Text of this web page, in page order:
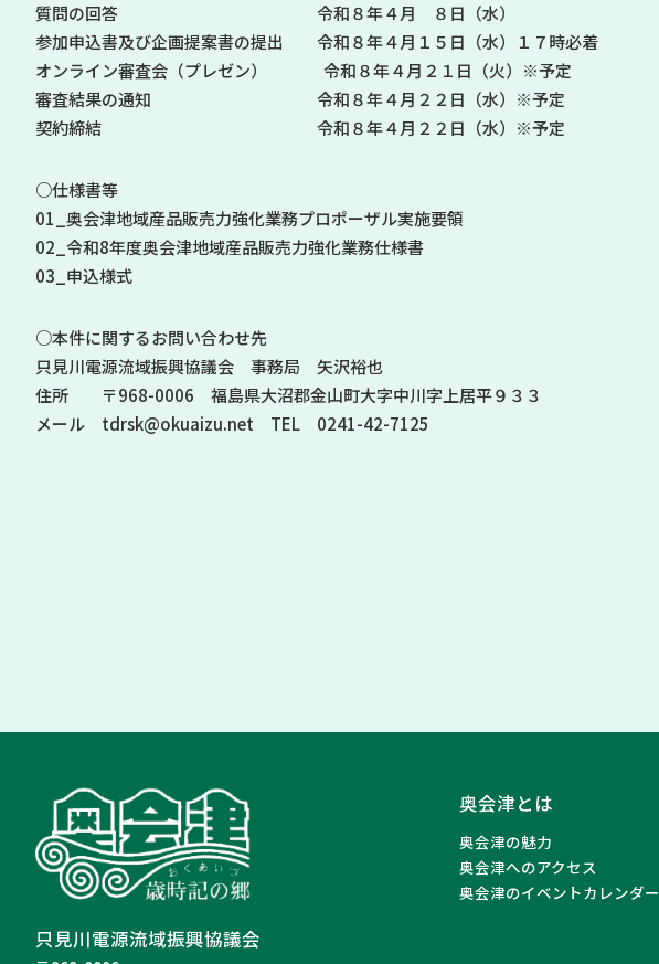
質問の回答 令和８年４月 ８日（水）
参加申込書及び企画提案書の提出 令和８年４月１５日（水）１７時必着
オンライン審査会（プレゼン） 令和８年４月２１日（火）※予定
審査結果の通知 令和８年４月２２日（水）※予定
契約締結 令和８年４月２２日（水）※予定
○仕様書等
01_奥会津地域産品販売力強化業務プロポーザル実施要領
02_令和8年度奥会津地域産品販売力強化業務仕様書
03_申込様式
○本件に関するお問い合わせ先
只見川電源流域振興協議会 事務局 矢沢裕也
住所 〒968-0006 福島県大沼郡金山町大字中川字上居平９３３
メール tdrsk@okuaizu.net TEL 0241-42-7125
只見川電源流域振興協議会
奥会津とは
奥会津の魅力
奥会津へのアクセス
奥会津のイベントカレンダー